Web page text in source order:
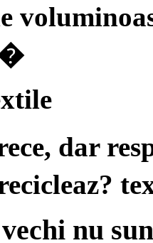
dar
nu